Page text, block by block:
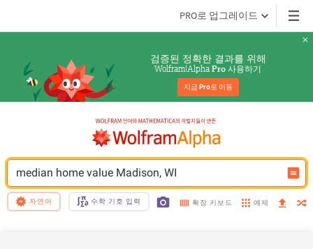
PRO로 업그레이드
검증된 정확한 결과를 위해
Wolfram|Alpha Pro 사용하기
지금 Pro로 이동
median home value Madison, WI
자연어 수학 기호 입력 확장 키보드 예제